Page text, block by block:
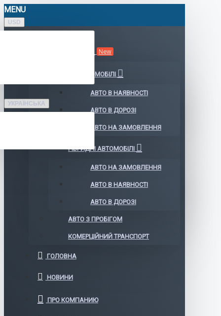
MENU
USD
УКРАЇНСЬКА
New
ЕЛЕКТРОМОБІЛІ
АВТО В НАЯВНОСТІ
АВТО В ДОРОЗІ
АВТО НА ЗАМОВЛЕННЯ
ГІБРИДНІ АВТОМОБІЛІ
АВТО НА ЗАМОВЛЕННЯ
АВТО В НАЯВНОСТІ
АВТО В ДОРОЗІ
АВТО З ПРОБІГОМ
КОМЕРЦІЙНИЙ ТРАНСПОРТ
ГОЛОВНА
НОВИНИ
ПРО КОМПАНИЮ